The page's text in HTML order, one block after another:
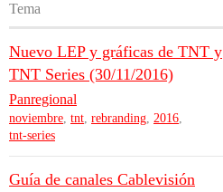
Tema
Nuevo LEP y gráficas de TNT y
TNT Series (30/11/2016)
Panregional
noviembre, tnt, rebranding, 2016,
tnt-series
Guía de canales Cablevisión